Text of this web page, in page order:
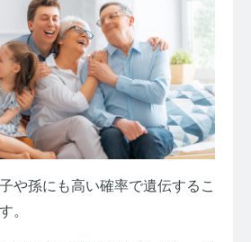
や孫にも高い確率で遺伝するこ
。